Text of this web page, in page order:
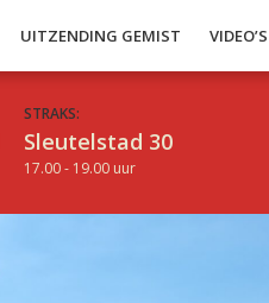
UITZENDING GEMIST VIDEO’S
STRAKS:
Sleutelstad 30
17.00 - 19.00 uur